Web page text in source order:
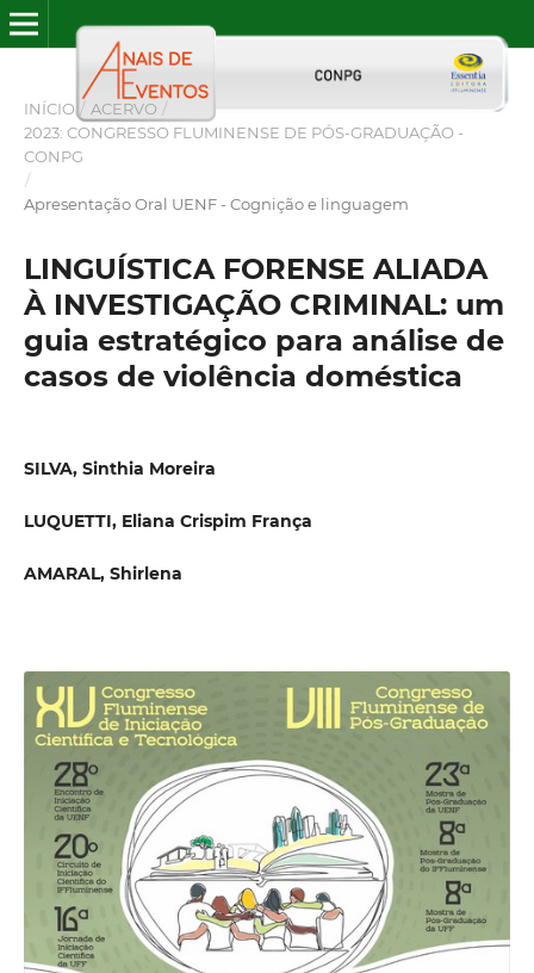
INÍCIO / ACERVO /
2023: CONGRESSO FLUMINENSE DE PÓS-GRADUAÇÃO -
CONPG
/
Apresentação Oral UENF - Cognição e linguagem
LINGUÍSTICA FORENSE ALIADA
À INVESTIGAÇÃO CRIMINAL: um
guia estratégico para análise de
casos de violência doméstica
SILVA, Sinthia Moreira
LUQUETTI, Eliana Crispim França
AMARAL, Shirlena